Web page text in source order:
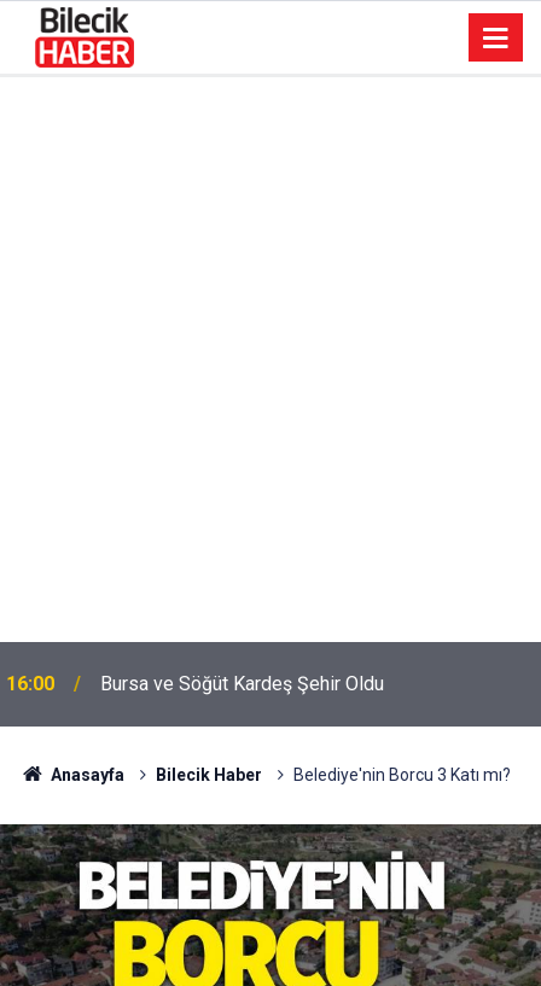
16:00 Bursa ve Söğüt Kardeş Şehir Oldu
Anasayfa Bilecik Haber Belediye'nin Borcu 3 Katı mı?